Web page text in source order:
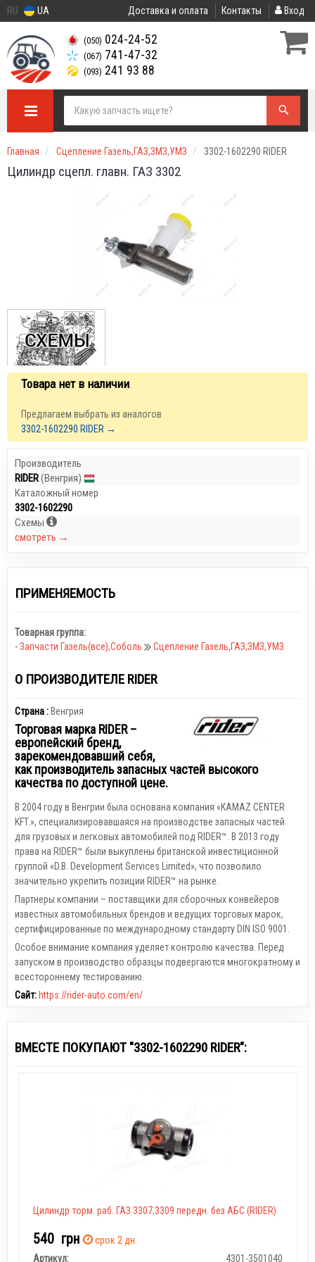
RU UA Доставка и оплата Контакты Вход
(050) 024-24-52
(067) 741-47-32
(093) 241 93 88
Главная Сцепление Газель,ГАЗ,ЗМЗ,УМЗ 3302-1602290 RIDER
Цилиндр сцепл. главн. ГАЗ 3302
Товара нет в наличии
Предлагаем выбрать из аналогов
3302-1602290 RIDER →
Производитель
RIDER(Венгрия)
Каталожный номер
3302-1602290
Схемы
смотреть →
ПРИМЕНЯЕМОСТЬ
Товарная группа:
-Запчасти Газель(все),Соболь Сцепление Газель,ГАЗ,ЗМЗ,УМЗ
О ПРОИЗВОДИТЕЛЕ RIDER
Страна :Венгрия
Торговая марка RIDER –
европейский бренд,
зарекомендовавший себя,
как производитель запасных частей высокого
качества по доступной цене.
В 2004 году в Венгрии была основана компания «KAMAZ CENTER
KFT.», специализировавшаяся на производстве запасных частей
для грузовых и легковых автомобилей под RIDER™. В 2013 году
права на RIDER™ были выкуплены британской инвестиционной
группой «D.B. Development Services Limited», что позволило
значительно укрепить позиции RIDER™ на рынке.
Партнеры компании – поставщики для сборочных конвейеров
известных автомобильных брендов и ведущих торговых марок,
сертифицированные по международному стандарту DIN ISO 9001.
Особое внимание компания уделяет контролю качества. Перед
запуском в производство образцы подвергаются многократному и
всестороннему тестированию.
Сайт:https://rider-auto.com/en/
ВМЕСТЕ ПОКУПАЮТ "3302-1602290 RIDER":
Цилиндр торм. раб. ГАЗ 3307,3309 передн. без АБС (RIDER)
540 грн
срок 2 дн.
Артикул:
4301-3501040